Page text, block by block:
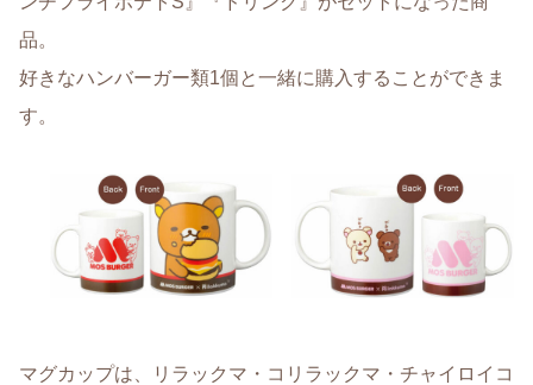
品。
好きなハンバーガー類1個と一緒に購入することができま
す。
マグカップは、リラックマ・コリラックマ・チャイロイコ